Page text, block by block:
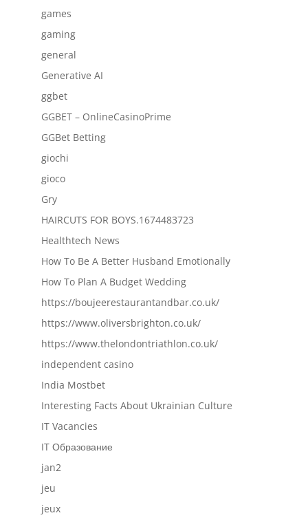
games
gaming
general
Generative AI
ggbet
GGBET – OnlineCasinoPrime
GGBet Betting
giochi
gioco
Gry
HAIRCUTS FOR BOYS.1674483723
Healthtech News
How To Be A Better Husband Emotionally
How To Plan A Budget Wedding
https://boujeerestaurantandbar.co.uk/
https://www.oliversbrighton.co.uk/
https://www.thelondontriathlon.co.uk/
independent casino
India Mostbet
Interesting Facts About Ukrainian Culture
IT Vacancies
IT Образование
jan2
jeu
jeux